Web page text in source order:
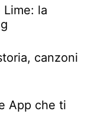
la
canzoni
App che ti